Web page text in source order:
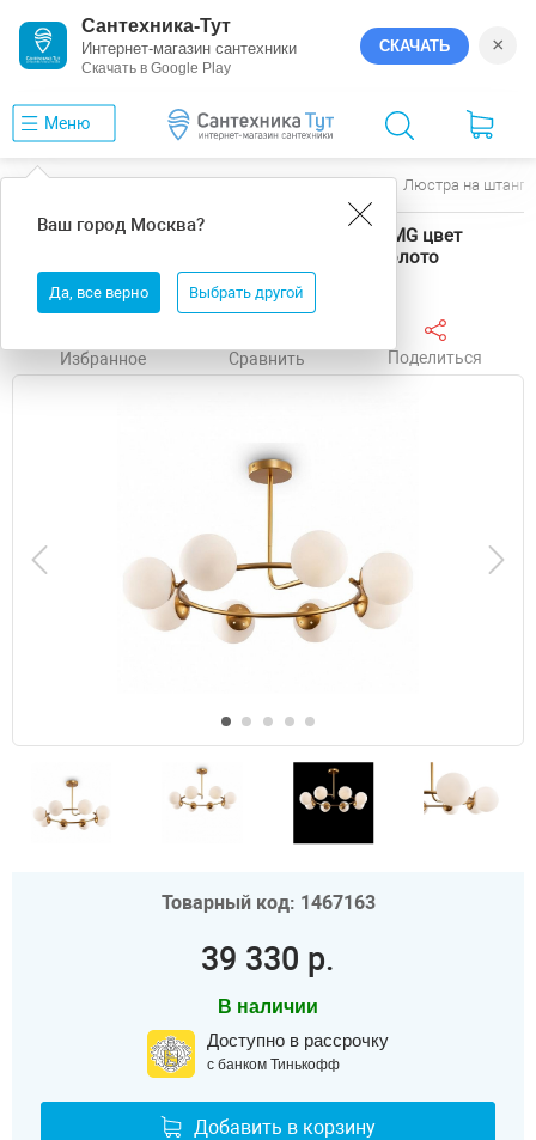
Сантехника-Тут
Интернет-магазин сантехники
Скачать в Google Play
СКАЧАТЬ ×
Меню
Ваш город Москва?
Да, все верно Выбрать другой
Люстра на штанге
Люстра на штанге Freya Majesty FR5125PL-08MG цвет
плафона/подвески Белый, цвет арматуры Золото
Избранное Сравнить Поделиться
Товарный код: 1467163
39 330 р.
В наличии
Доступно в рассрочку
с банком Тинькофф
Добавить в корзину